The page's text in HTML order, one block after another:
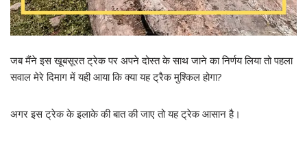
जब मैंने इस खूबसूरत ट्रेक पर अपने दोस्त के साथ जाने का निर्णय लिया तो पहला
सवाल मेरे दिमाग में यही आया कि क्या यह ट्रैक मुश्किल होगा?
अगर इस ट्रेक के इलाके की बात की जाए तो यह ट्रेक आसान है।